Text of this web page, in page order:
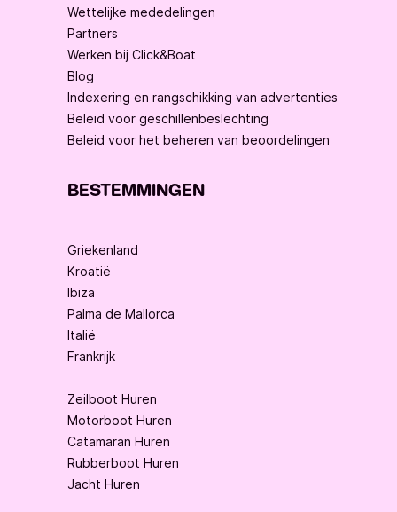
Wettelijke mededelingen
Partners
Werken bij Click&Boat
Blog
Indexering en rangschikking van advertenties
Beleid voor geschillenbeslechting
Beleid voor het beheren van beoordelingen
BESTEMMINGEN
Griekenland
Kroatië
Ibiza
Palma de Mallorca
Italië
Frankrijk
Zeilboot Huren
Motorboot Huren
Catamaran Huren
Rubberboot Huren
Jacht Huren